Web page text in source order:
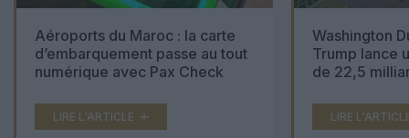
Aéroports du Maroc : la carte
d’embarquement passe au tout
numérique avec Pax Check
LIRE L'ARTICLE
Washington
Trump lance
de 22,5
LIRE